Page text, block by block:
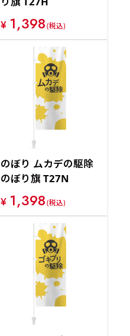
¥ 1,398(税込)
のぼり ムカデの駆除
のぼり旗 T27N
¥ 1,398(税込)